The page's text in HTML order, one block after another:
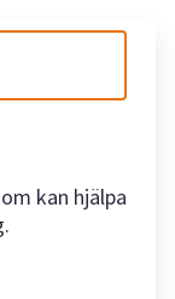
kan hjälpa